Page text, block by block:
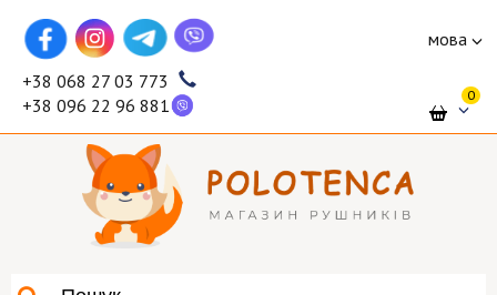
мова
+38 068 27 03 773
+38 096 22 96 881
0